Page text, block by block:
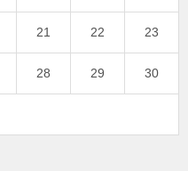
21 22 23
28 29 30